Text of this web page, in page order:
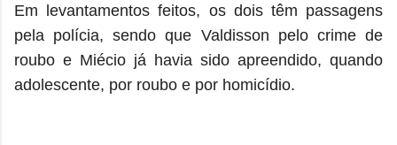
Em levantamentos feitos, os dois têm passagens
pela polícia, sendo que Valdisson pelo crime de
roubo e Miécio já havia sido apreendido, quando
adolescente, por roubo e por homicídio.